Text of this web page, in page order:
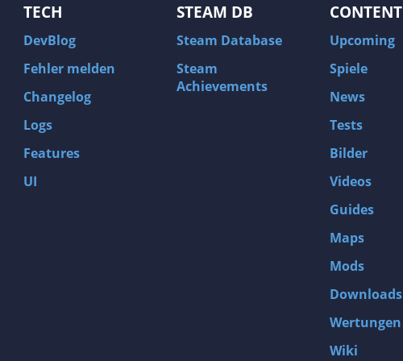
TECH
DevBlog
Fehler melden
Changelog
Logs
Features
UI
STEAM DB
Steam Database
Steam
Achievements
CONTENT
Upcoming
Spiele
News
Tests
Bilder
Videos
Guides
Maps
Mods
Downloads
Wertungen
Wiki